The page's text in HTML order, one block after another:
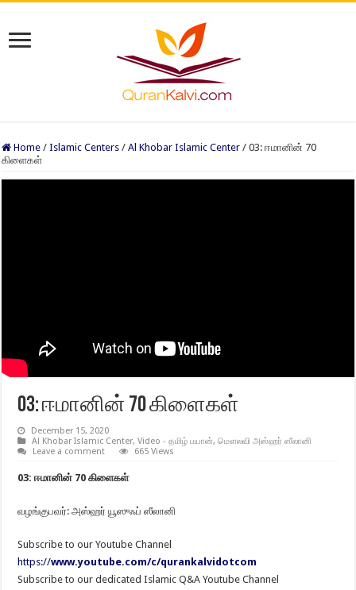
Home / Islamic Centers / Al Khobar Islamic Center / 03: ஈமானின் 70
கிளைகள்
03: ஈமானின் 70 கிளைகள்
December 15, 2020
Al Khobar Islamic Center,Video - தமிழ் பயான்,மௌலவி அஸ்ஹர் ஸீலானி
Leave a comment
665 Views
03: ஈமானின் 70 கிளைகள்
வழங்குபவர்: அஸ்ஹர் யூஸுஃப் ஸீலானி
Subscribe to our Youtube Channel
https://www.youtube.com/c/qurankalvidotcom
Subscribe to our dedicated Islamic Q&A Youtube Channel